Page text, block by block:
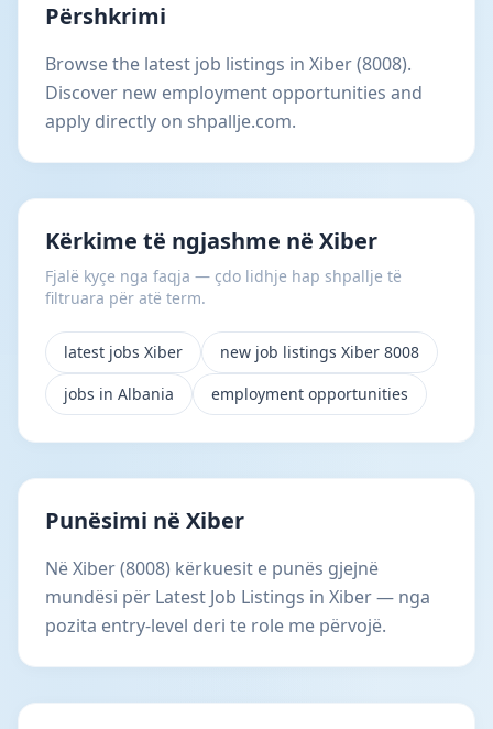
Përshkrimi
Browse the latest job listings in Xiber (8008).
Discover new employment opportunities and
apply directly on shpallje.com.
Kërkime të ngjashme në Xiber
Fjalë kyçe nga faqja — çdo lidhje hap shpallje të
filtruara për atë term.
latest jobs Xiber
new job listings Xiber 8008
jobs in Albania
employment opportunities
Punësimi në Xiber
Në Xiber (8008) kërkuesit e punës gjejnë
mundësi për Latest Job Listings in Xiber — nga
pozita entry-level deri te role me përvojë.